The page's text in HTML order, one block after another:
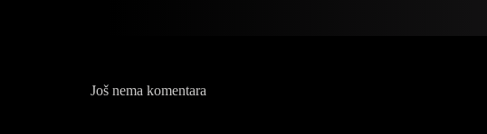
Još nema komentara